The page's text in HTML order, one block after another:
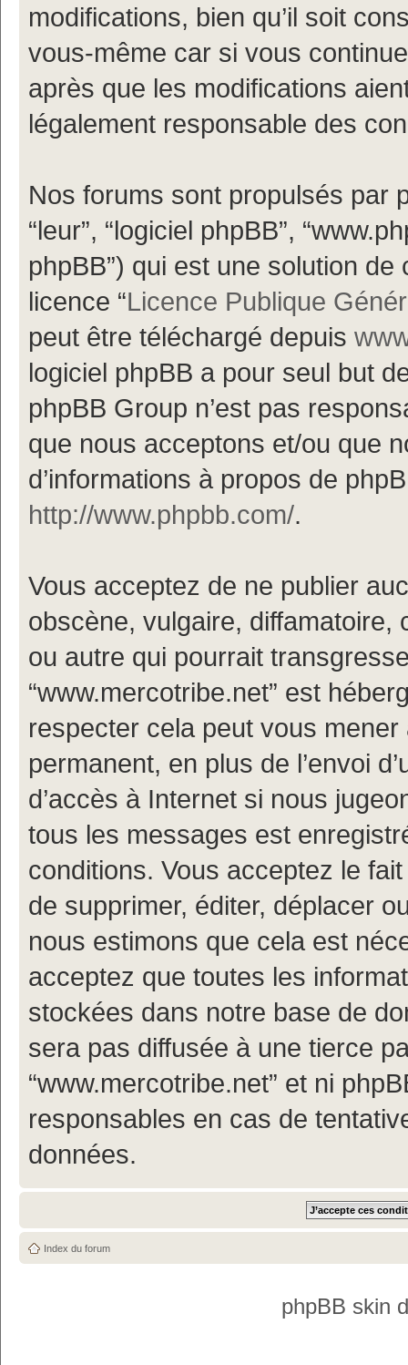
modifications, bien qu’il soit
vous-même car si vous
après que les modifications
légalement responsable des
Nos forums sont propulsés par
“leur”, “logiciel phpBB”,
phpBB”) qui est une solution
licence “Licence Publique
peut être téléchargé depuis
logiciel phpBB a pour seul but
phpBB Group n’est pas
que nous acceptons et/ou que
d’informations à propos de
http://www.phpbb.com/.
Vous acceptez de ne publier
obscène, vulgaire, diffamatoire,
ou autre qui pourrait
“www.mercotribe.net” est
respecter cela peut vous
permanent, en plus de l’envoi
d’accès à Internet si nous
tous les messages est
conditions. Vous acceptez le
de supprimer, éditer, déplacer
nous estimons que cela est
acceptez que toutes les
stockées dans notre base de
sera pas diffusée à une tierce
“www.mercotribe.net” et ni
responsables en cas de
données.
Index du forum
phpBB skin